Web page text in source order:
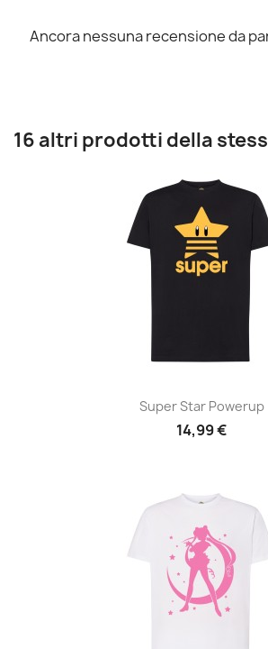
Ancora nessuna recensione da
16 altri prodotti della
Super Star Powerup
14,99 €